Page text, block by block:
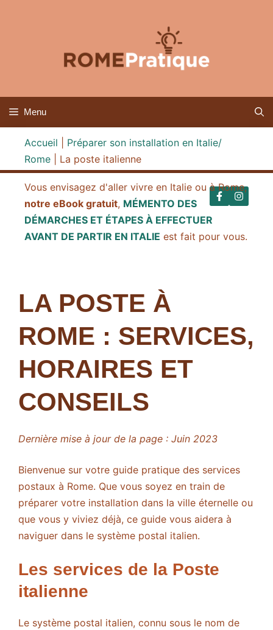
Menu
Accueil
Préparer son installation en Italie/
Rome
La poste italienne
Vous envisagez d'aller vivre en Italie ou à Rome,
notre eBook gratuit, MÉMENTO DES
DÉMARCHES ET ÉTAPES À EFFECTUER
AVANT DE PARTIR EN ITALIE est fait pour vous.
LA POSTE À
ROME : SERVICES,
HORAIRES ET
CONSEILS
Dernière mise à jour de la page : Juin 2023
Bienvenue sur votre guide pratique des services
postaux à Rome. Que vous soyez en train de
préparer votre installation dans la ville éternelle ou
que vous y viviez déjà, ce guide vous aidera à
naviguer dans le système postal italien.
Les services de la Poste
italienne
Le système postal italien, connu sous le nom de